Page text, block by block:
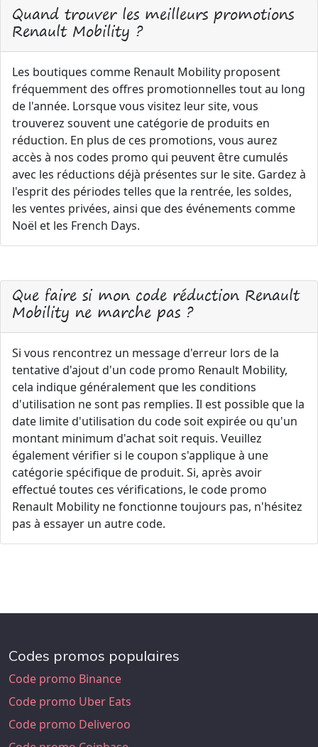
Quand trouver les meilleurs promotions
Renault Mobility ?
Les boutiques comme Renault Mobility proposent
fréquemment des offres promotionnelles tout au long
de l'année. Lorsque vous visitez leur site, vous
trouverez souvent une catégorie de produits en
réduction. En plus de ces promotions, vous aurez
accès à nos codes promo qui peuvent être cumulés
avec les réductions déjà présentes sur le site. Gardez à
l'esprit des périodes telles que la rentrée, les soldes,
les ventes privées, ainsi que des événements comme
Noël et les French Days.
Que faire si mon code réduction Renault
Mobility ne marche pas ?
Si vous rencontrez un message d'erreur lors de la
tentative d'ajout d'un code promo Renault Mobility,
cela indique généralement que les conditions
d'utilisation ne sont pas remplies. Il est possible que la
date limite d'utilisation du code soit expirée ou qu'un
montant minimum d'achat soit requis. Veuillez
également vérifier si le coupon s'applique à une
catégorie spécifique de produit. Si, après avoir
effectué toutes ces vérifications, le code promo
Renault Mobility ne fonctionne toujours pas, n'hésitez
pas à essayer un autre code.
Codes promos populaires
Code promo Binance
Code promo Uber Eats
Code promo Deliveroo